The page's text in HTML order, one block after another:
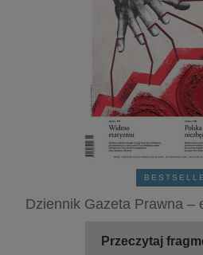
kobiece, lifestyle, kultura
polityka, społeczno-
psychologiczne
popularno-naukowe
historia
Przeczytaj
Dziennik Gazeta Prawna –